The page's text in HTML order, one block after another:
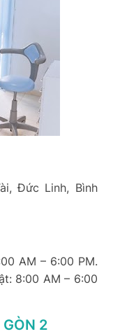
Đức Linh, Bình
AM – 6:00 PM.
8:00 AM – 6:00
GÒN 2